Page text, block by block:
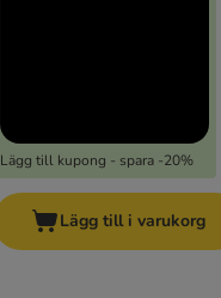
Lägg till kupong - spara -20%
Lägg till i varukorg